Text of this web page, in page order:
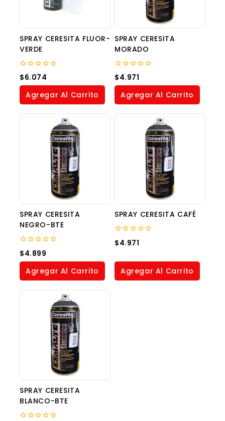
SPRAY CERESITA FLUOR-
VERDE
0
out
of
$6.074
Agregar Al Carrito
SPRAY CERESITA
MORADO
0
out
of
$4.971
Agregar Al Carrito
SPRAY CERESITA
NEGRO-BTE
0
out
of
$4.899
Agregar Al Carrito
SPRAY CERESITA CAFÉ
0
out
5
$4.971
Agregar Al Carrito
SPRAY CERESITA
BLANCO-BTE